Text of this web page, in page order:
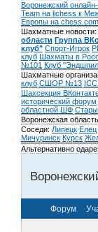
Воронежский
Team на lichess к
Европы на chess.com
Шахматные новости:
области Группа
клуб" Спорт-Игрок
клуб Шахматы в
№101 Клуб
Шахматные
клуб СШОР №13
Шахсекция
исторический форум
областной ШФ
Воронежская
Соседи: Липецк Елец
Мичуринск Курск
Альтернативно
Форум